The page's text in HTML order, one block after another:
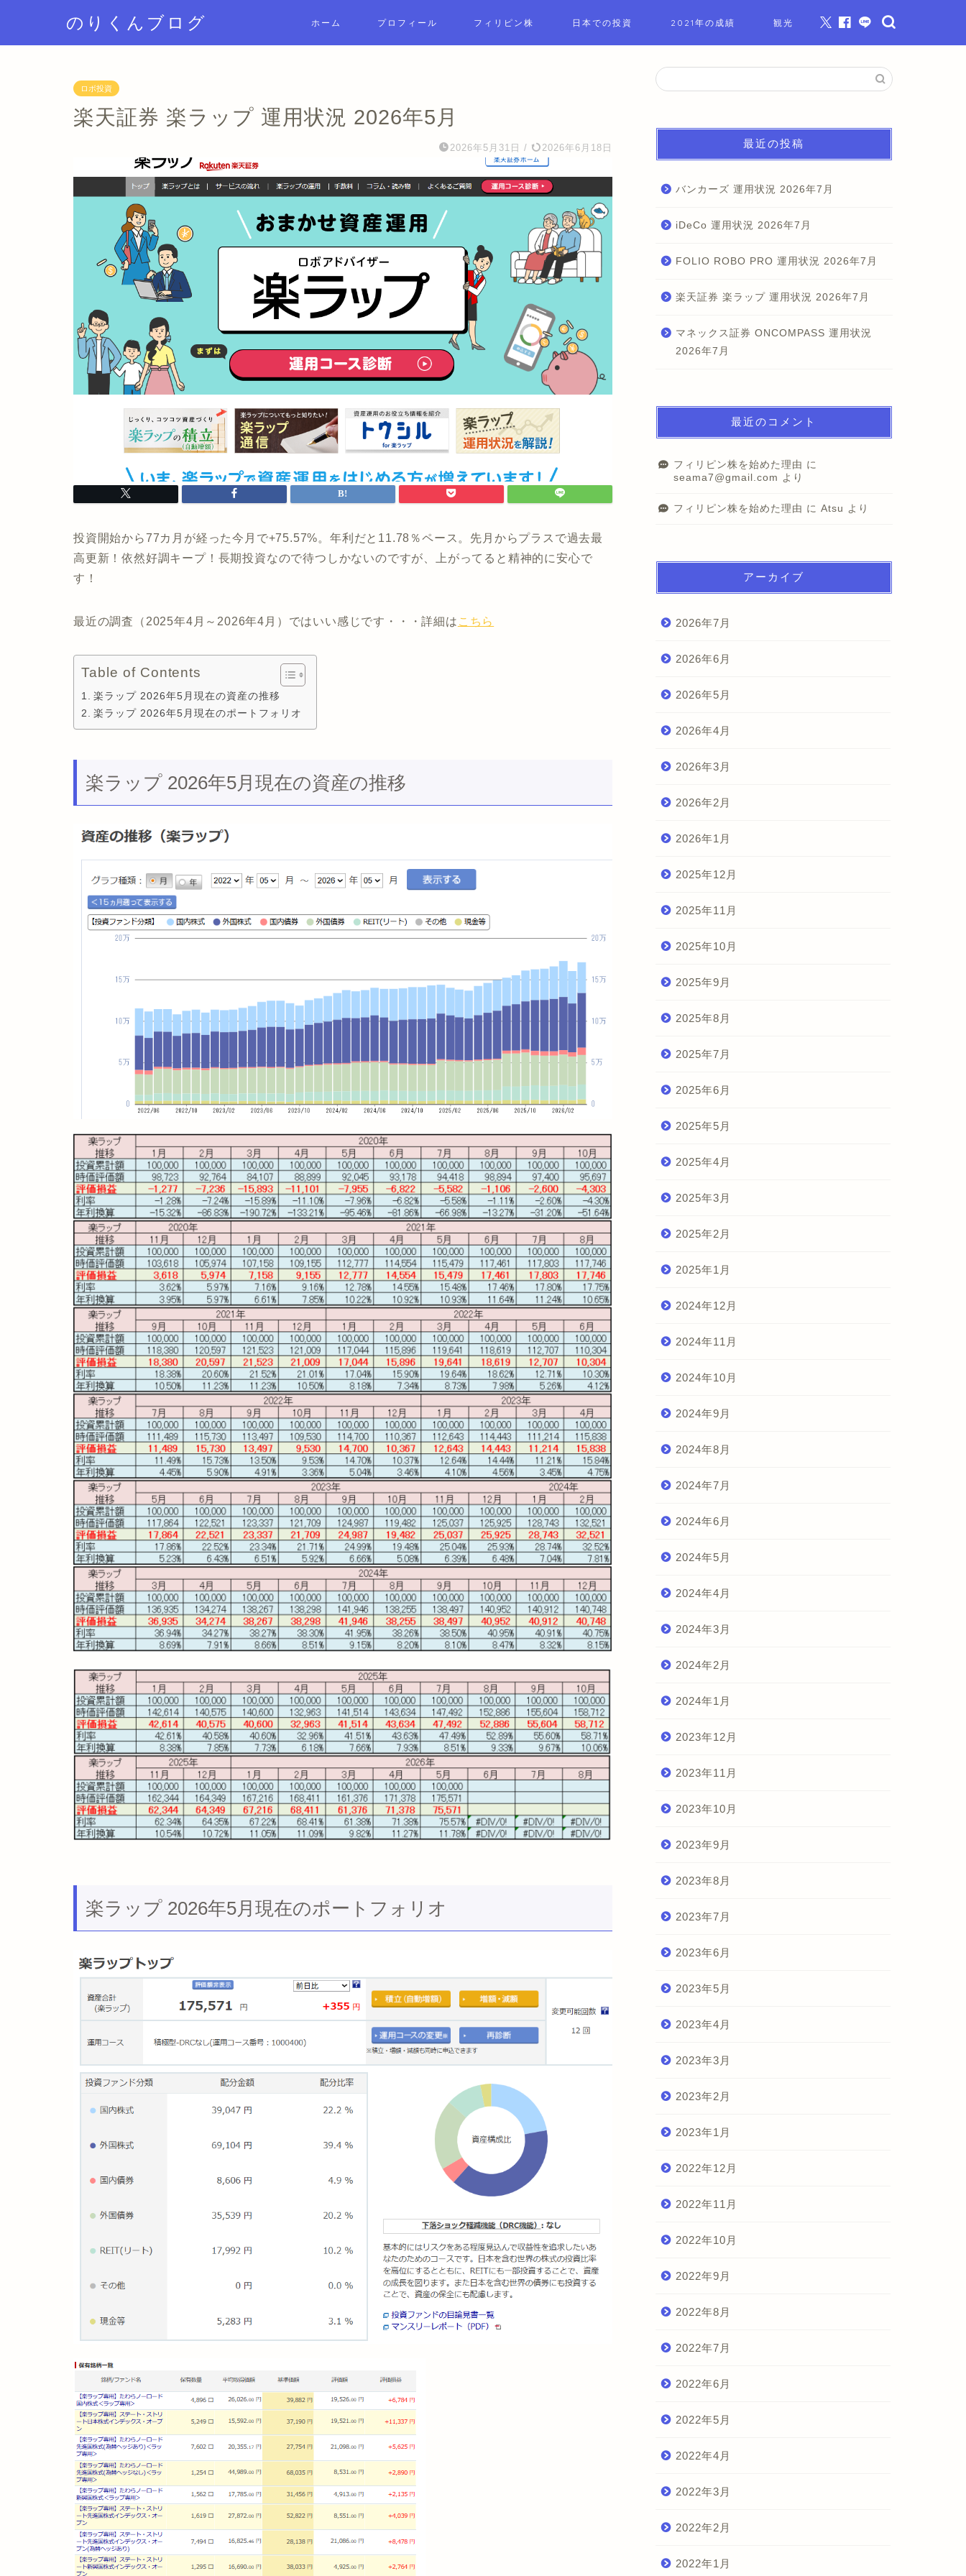
のりくんブログ ホーム プロフィール フィリピン株 日本での投資 2021年の成績 観光
ロボ投資
楽天証券 楽ラップ 運用状況 2026年5月
2026年5月31日 / 2026年6月18日
投資開始から77カ月が経った今月で+75.57%。年利だと11.78％ペース。先月からプラスで過去最
高更新！依然好調キープ！長期投資なので待つしかないのですが、上がってると精神的に安心で
す！
最近の調査（2025年4月～2026年4月）ではいい感じです・・・詳細は こちら
Table of Contents
楽ラップ 2026年5月現在の資産の推移
楽ラップ 2026年5月現在のポートフォリオ
楽ラップ 2026年5月現在の資産の推移
楽ラップ 2026年5月現在のポートフォリオ
最近の投稿
バンカーズ 運用状況 2026年7月
iDeCo 運用状況 2026年7月
FOLIO ROBO PRO 運用状況 2026年7月
楽天証券 楽ラップ 運用状況 2026年7月
マネックス証券 ONCOMPASS 運用状況
2026年7月
最近のコメント
フィリピン株を始めた理由 に
seama7@gmail.com より
フィリピン株を始めた理由 に Atsu より
アーカイブ
2026年7月
2026年6月
2026年5月
2026年4月
2026年3月
2026年2月
2026年1月
2025年12月
2025年11月
2025年10月
2025年9月
2025年8月
2025年7月
2025年6月
2025年5月
2025年4月
2025年3月
2025年2月
2025年1月
2024年12月
2024年11月
2024年10月
2024年9月
2024年8月
2024年7月
2024年6月
2024年5月
2024年4月
2024年3月
2024年2月
2024年1月
2023年12月
2023年11月
2023年10月
2023年9月
2023年8月
2023年7月
2023年6月
2023年5月
2023年4月
2023年3月
2023年2月
2023年1月
2022年12月
2022年11月
2022年10月
2022年9月
2022年8月
2022年7月
2022年6月
2022年5月
2022年4月
2022年3月
2022年2月
2022年1月